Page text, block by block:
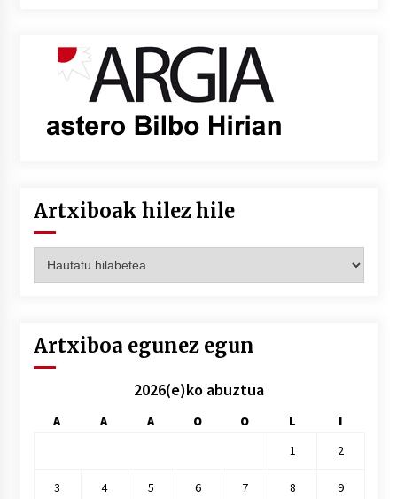
Artxiboak hilez hile
hilez
Artxiboa egunez egun
2026(e)ko abuztua
A A A O O L
I
1
2
3 4 5 6 7 8 9